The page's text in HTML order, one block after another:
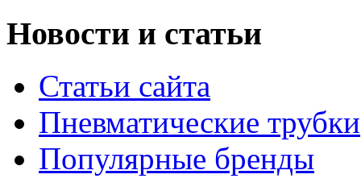
Новости и статьи
Статьи сайта
Пневматические трубки
Популярные бренды